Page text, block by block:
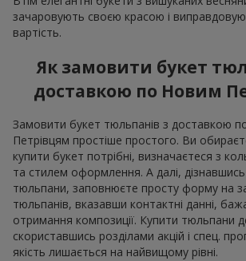
зачаровують своєю красою і
вартість.
Як замовити букет
доставкою по Новим
Замовити букет тюльпанів з доставкою
Петрівцям простіше простого. Ви
купити букет потрібні, визначаєтеся з
та стилем оформлення. А далі, дізнавшись
тюльпани, заповнюєте просту форму на
тюльпанів, вказавши контактні данні,
отримання композиції. Купити тюльпани
скориставшись розділами акцій і спец.
якість лишається на найвищому рівні.